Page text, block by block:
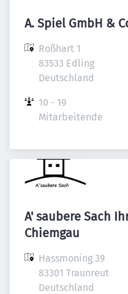
A. Spiel GmbH &
Roßhart 1
83533 Edling
Deutschland
10 - 19
Mitarbeitende
A' saubere Sach
Chiemgau
Hassmoning 39
83301 Traunreut
Deutschland